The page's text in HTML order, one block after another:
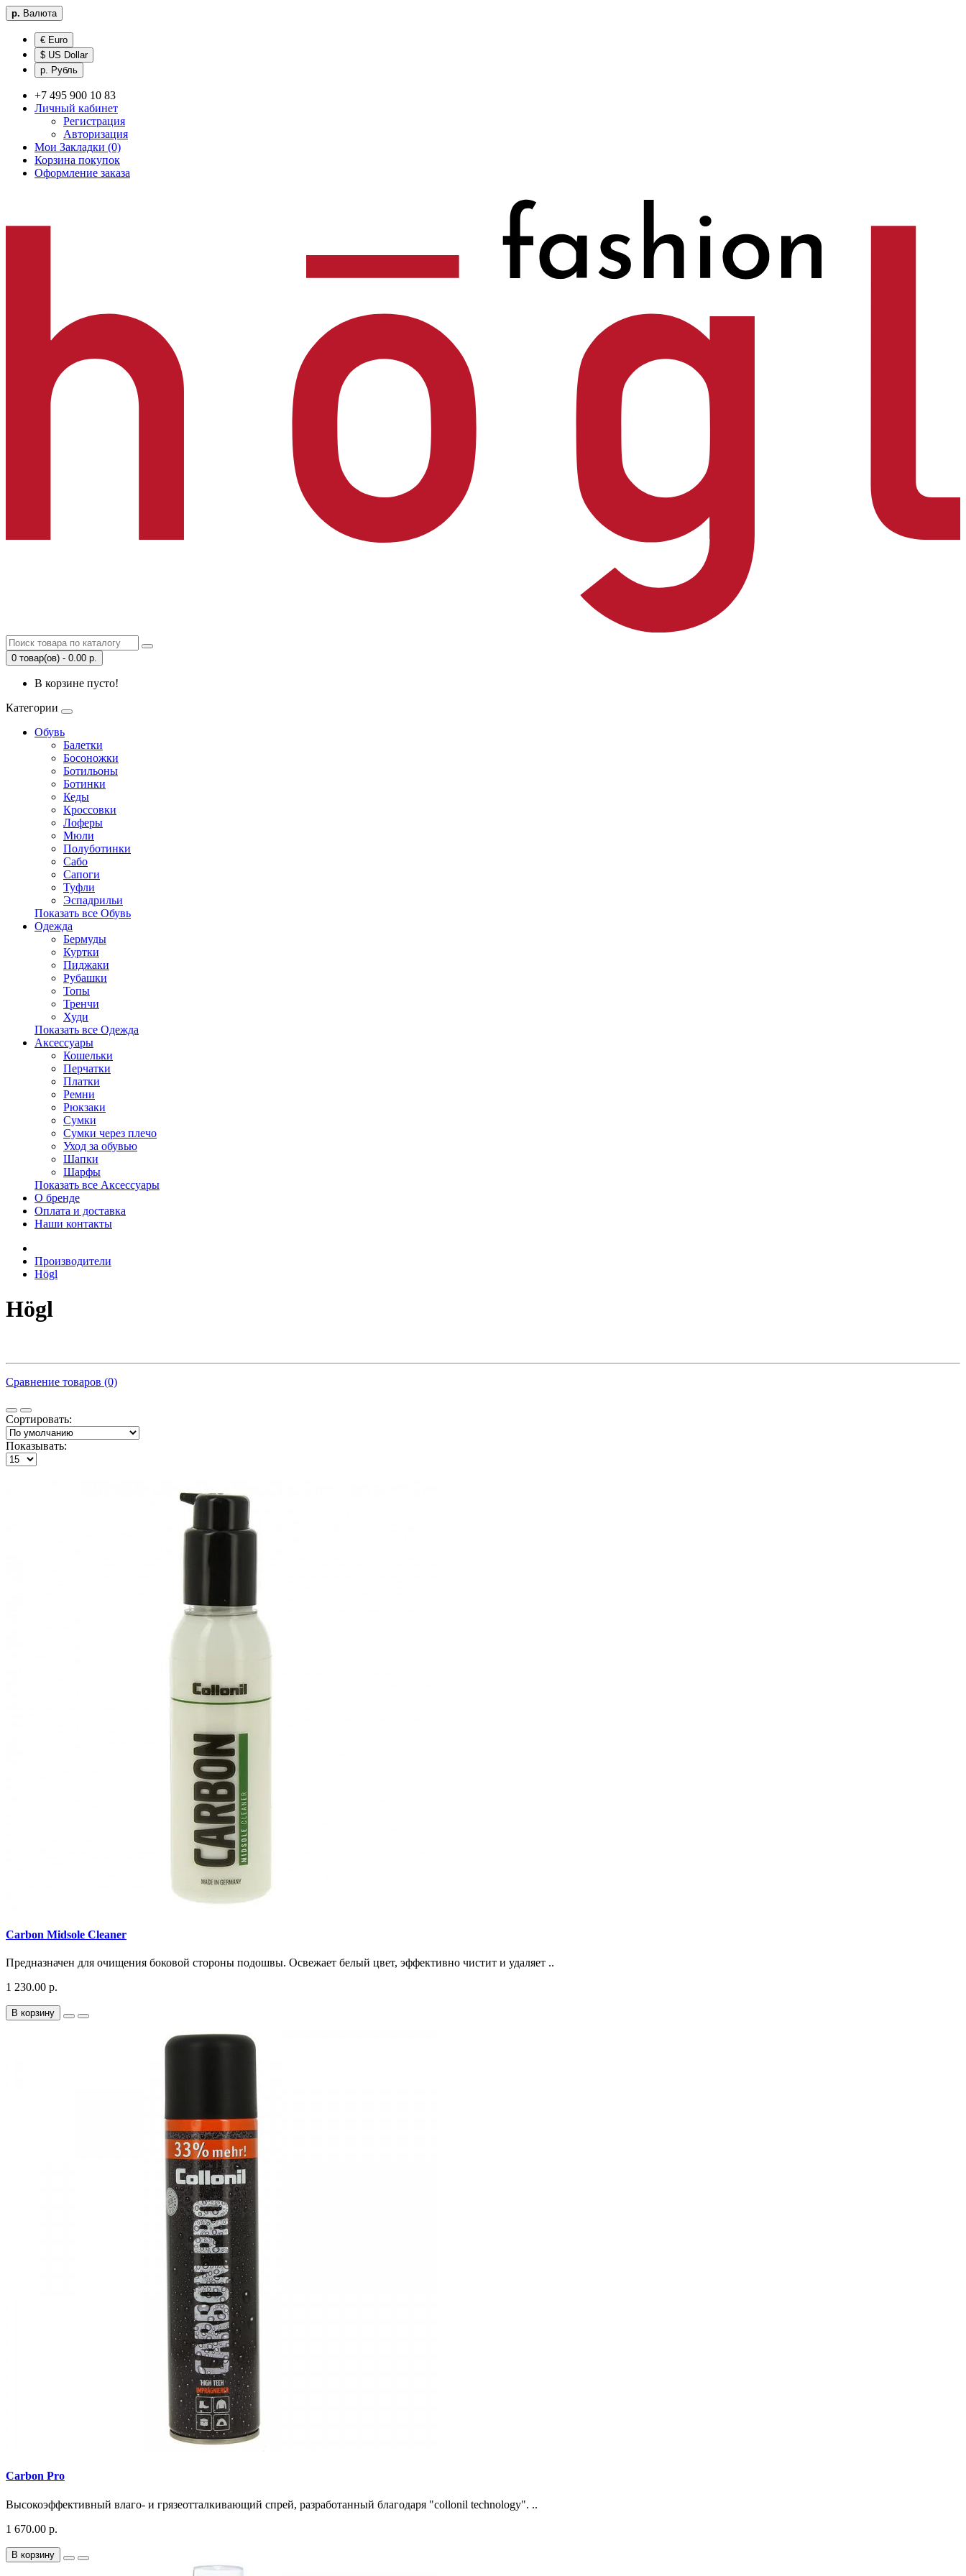
р. Валюта
€ Euro
$ US Dollar
р. Рубль
+7 495 900 10 83
Личный кабинет
Регистрация
Авторизация
Мои Закладки (0)
Корзина покупок
Оформление заказа
0 товар(ов) - 0.00 р.
В корзине пусто!
Категории
Обувь
Балетки
Босоножки
Ботильоны
Ботинки
Кеды
Кроссовки
Лоферы
Мюли
Полуботинки
Сабо
Сапоги
Туфли
Эспадрильи
Показать все Обувь
Одежда
Бермуды
Куртки
Пиджаки
Рубашки
Топы
Тренчи
Худи
Показать все Одежда
Аксессуары
Кошельки
Перчатки
Платки
Ремни
Рюкзаки
Сумки
Сумки через плечо
Уход за обувью
Шапки
Шарфы
Показать все Аксессуары
О бренде
Оплата и доставка
Наши контакты
Производители
Högl
Högl
Сравнение товаров (0)
Сортировать:
Показывать:
Carbon Midsole Cleaner
Предназначен для очищения боковой стороны подошвы. Освежает белый цвет, эффективно чистит и удаляет ..
1 230.00 р.
В корзину
Carbon Pro
Высокоэффективный влаго- и грязеотталкивающий спрей, разработанный благодаря "collonil technology". ..
1 670.00 р.
В корзину